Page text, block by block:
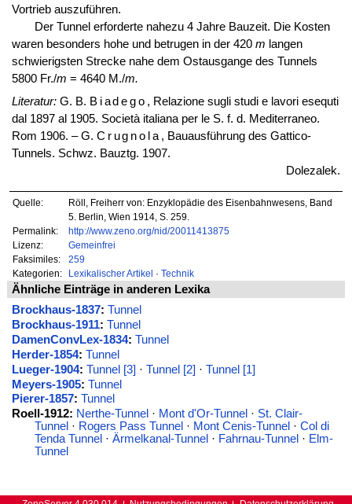
Vortrieb auszuführen.
Der Tunnel erforderte nahezu 4 Jahre Bauzeit. Die Kosten
waren besonders hohe und betrugen in der 420 m langen
schwierigsten Strecke nahe dem Ostausgange des Tunnels
5800 Fr./m = 4640 M./m.
Literatur:G. B. Biadego , Relazione sugli studi e lavori esequti
dal 1897 al 1905. Società italiana per le S. f. d. Mediterraneo.
Rom 1906. – G. Crugnola, Bauausführung des Gattico-
Tunnels. Schwz. Bauztg. 1907.
Dolezalek.
Quelle:
Röll, Freiherr von: Enzyklopädie des Eisenbahnwesens, Band
5. Berlin, Wien 1914, S. 259.
Permalink:
http://www.zeno.org/nid/20011413875
Lizenz:
Gemeinfrei
Faksimiles:
259
Kategorien:
Lexikalischer Artikel · Technik
Ähnliche Einträge in anderen Lexika
Brockhaus-1837: Tunnel
Brockhaus-1911: Tunnel
DamenConvLex-1834: Tunnel
Herder-1854: Tunnel
Lueger-1904: Tunnel [3] · Tunnel [2] · Tunnel [1]
Meyers-1905: Tunnel
Pierer-1857: Tunnel
Roell-1912: Nerthe-Tunnel · Mont d'Or-Tunnel · St. Clair-
Tunnel · Rogers Pass Tunnel · Mont Cenis-Tunnel · Col di
Tenda Tunnel · Ärmelkanal-Tunnel · Fahrnau-Tunnel · Elm-
Tunnel